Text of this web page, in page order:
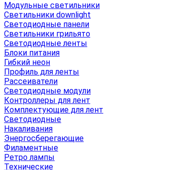
Модульные светильники
Светильники downlight
Светодиодные панели
Светильники грильято
Светодиодные ленты
Блоки питания
Гибкий неон
Профиль для ленты
Рассеиватели
Светодиодные модули
Контроллеры для лент
Комплектующие для лент
Светодиодные
Накаливания
Энергосберегающие
Филаментные
Ретро лампы
Технические